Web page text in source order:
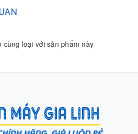
cùng loại với sản phẩm này